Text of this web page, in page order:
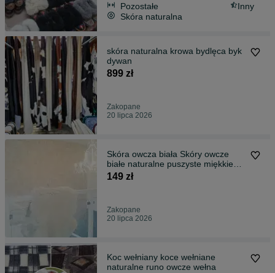
Pozostałe
Inny
Skóra naturalna
skóra naturalna krowa bydlęca byk
dywan
899 zł
Zakopane
20 lipca 2026
Skóra owcza biała Skóry owcze
białe naturalne puszyste miękkie
oryg
149 zł
Zakopane
20 lipca 2026
Koc wełniany koce wełniane
naturalne runo owcze wełna